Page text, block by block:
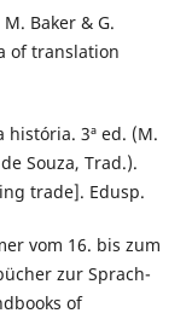
Baker & G.
of translation
história. 3ª ed. (M.
Souza, Trad.).
trade]. Edusp.
vom 16. bis zum
zur Sprach-
of